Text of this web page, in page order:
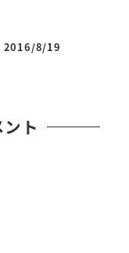
投稿日
2016/8/19
ト